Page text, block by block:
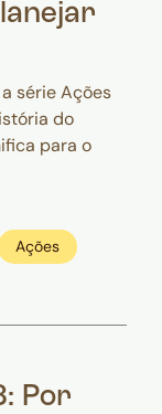
série Ações
do
para o
Ações
Por